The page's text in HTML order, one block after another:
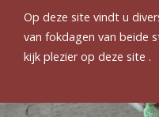
Op deze site vindt u
van fokdagen van beide
kijk plezier op deze site .